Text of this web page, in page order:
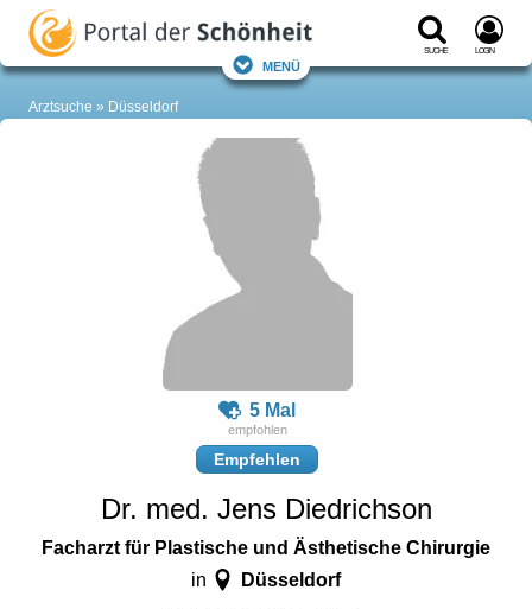
Suche Login
Menü
Arztsuche Düsseldorf
5 Mal
Empfehlen
Dr. med. Jens Diedrichson
Facharzt für Plastische und Ästhetische Chirurgie
in Düsseldorf